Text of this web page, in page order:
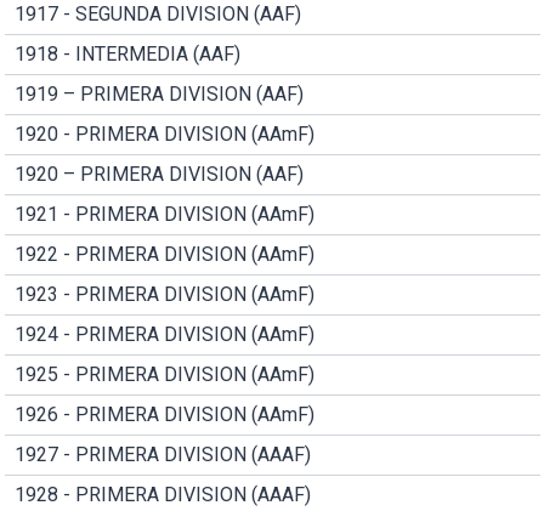
1917 - SEGUNDA DIVISION (AAF)
1918 - INTERMEDIA (AAF)
1919 – PRIMERA DIVISION (AAF)
1920 - PRIMERA DIVISION (AAmF)
1920 – PRIMERA DIVISION (AAF)
1921 - PRIMERA DIVISION (AAmF)
1922 - PRIMERA DIVISION (AAmF)
1923 - PRIMERA DIVISION (AAmF)
1924 - PRIMERA DIVISION (AAmF)
1925 - PRIMERA DIVISION (AAmF)
1926 - PRIMERA DIVISION (AAmF)
1927 - PRIMERA DIVISION (AAAF)
1928 - PRIMERA DIVISION (AAAF)